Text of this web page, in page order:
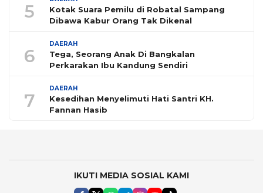
5
Kotak Suara Pemilu di Robatal Sampang
Dibawa Kabur Orang Tak Dikenal
6
DAERAH
Tega, Seorang Anak Di Bangkalan
Perkarakan Ibu Kandung Sendiri
7
DAERAH
Kesedihan Menyelimuti Hati Santri KH.
Fannan Hasib
IKUTI MEDIA SOSIAL KAMI